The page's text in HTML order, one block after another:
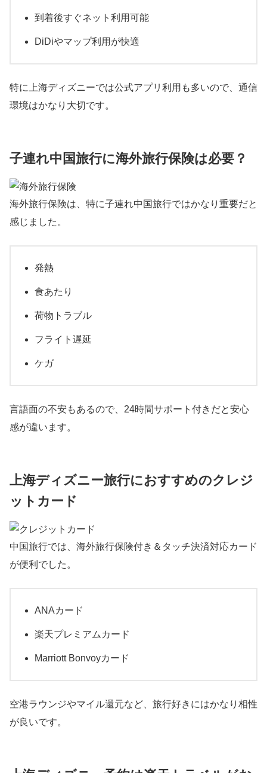
到着後すぐネット利用可能
DiDiやマップ利用が快適
特に上海ディズニーでは公式アプリ利用も多いので、通信
環境はかなり大切です。
子連れ中国旅行に海外旅行保険は必要？
海外旅行保険は、特に子連れ中国旅行ではかなり重要だと
感じました。
発熱
食あたり
荷物トラブル
フライト遅延
ケガ
言語面の不安もあるので、24時間サポート付きだと安心
感が違います。
上海ディズニー旅行におすすめのクレジ
ットカード
中国旅行では、海外旅行保険付き＆タッチ決済対応カード
が便利でした。
ANAカード
楽天プレミアムカード
Marriott Bonvoyカード
空港ラウンジやマイル還元など、旅行好きにはかなり相性
が良いです。